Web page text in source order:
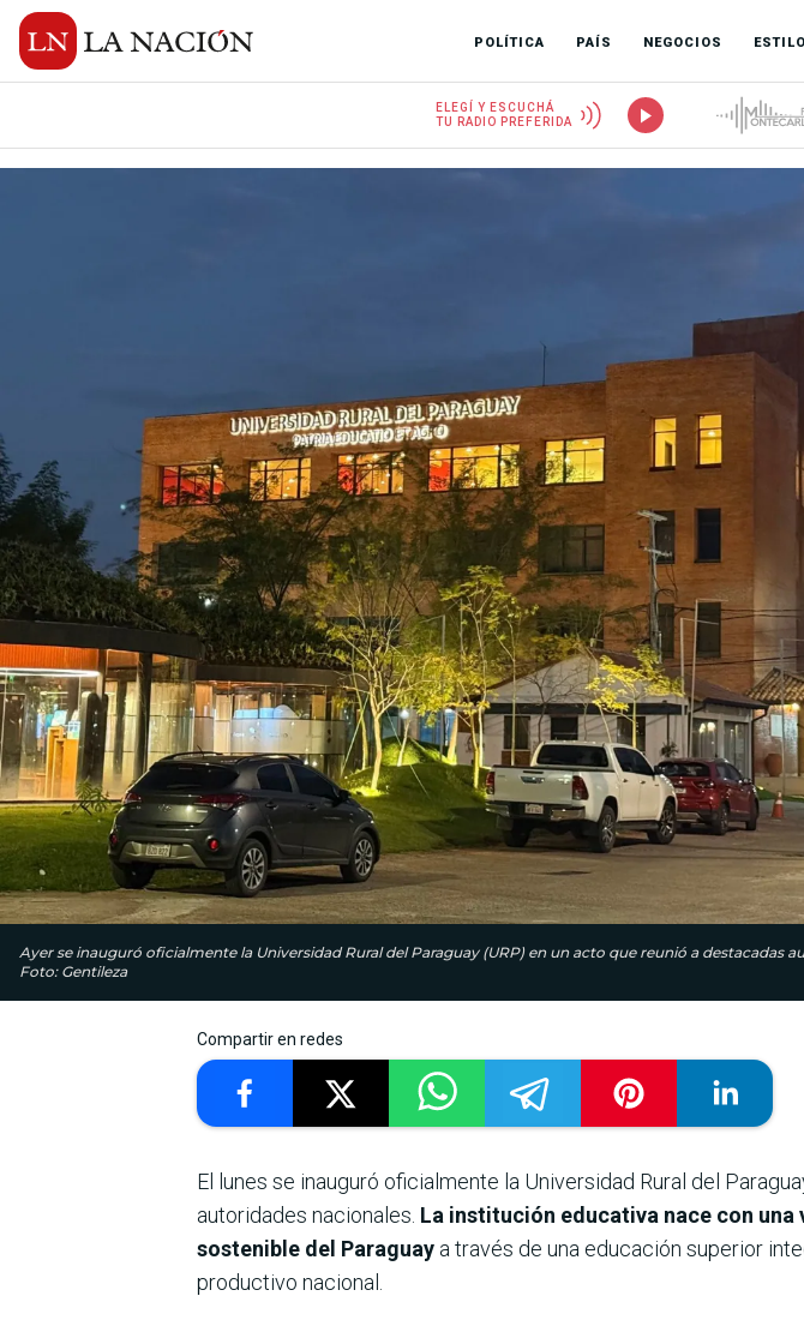
POLÍTICA PAÍS NEGOCIOS
ELEGÍ Y ESCUCHÁ
TU RADIO PREFERIDA
Ayer se inauguró oficialmente la Universidad Rural del Paraguay (URP) en un acto que reunió a destacadas
Foto: Gentileza
Compartir en redes
El lunes se inauguró oficialmente la Universidad Rural del
autoridades nacionales. La institución educativa nace con
sostenible del Paraguay a través de una educación superior
productivo nacional.